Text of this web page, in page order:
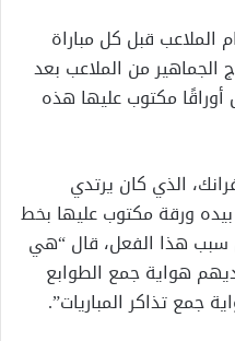
الملاعب قبل كل مباراة
الجماهير من الملاعب بعد
أوراقًا مكتوب عليها هذه
الذي كان يرتدي
ورقة مكتوب عليها بخط
سبب هذا الفعل، قال “هي
هواية جمع الطوابع
جمع تذاكر المباريات”.